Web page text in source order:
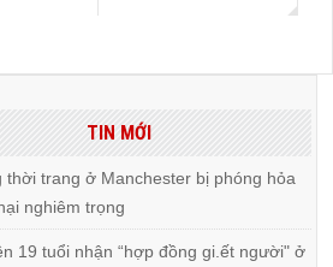
TIN MỚI
thời trang ở Manchester bị phóng hỏa
nghiêm trọng
19 tuổi nhận “hợp đồng gi.ết người" ở